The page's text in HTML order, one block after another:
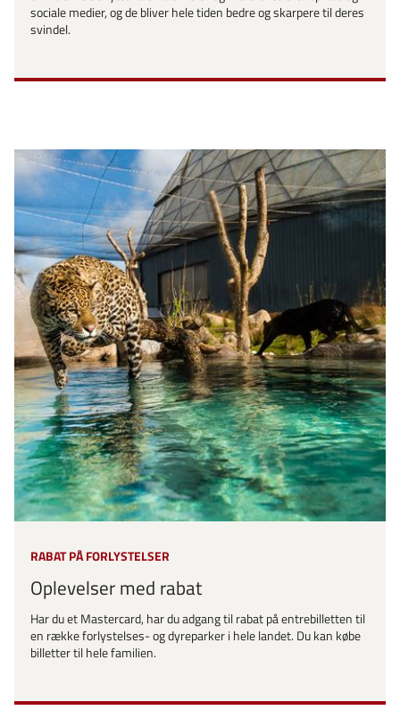
sociale medier, og de bliver hele tiden bedre og skarpere til deres
svindel.
RABAT PÅ FORLYSTELSER
Oplevelser med rabat
Har du et Mastercard, har du adgang til rabat på entrebilletten til
en række forlystelses- og dyreparker i hele landet. Du kan købe
billetter til hele familien.